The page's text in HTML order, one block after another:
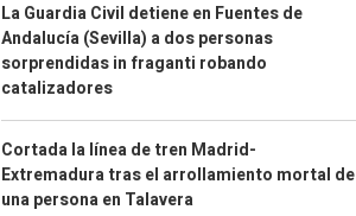
La Guardia Civil detiene en Fuentes de
Andalucía (Sevilla) a dos personas
sorprendidas in fraganti robando
catalizadores
Cortada la línea de tren Madrid-
Extremadura tras el arrollamiento mortal de
una persona en Talavera